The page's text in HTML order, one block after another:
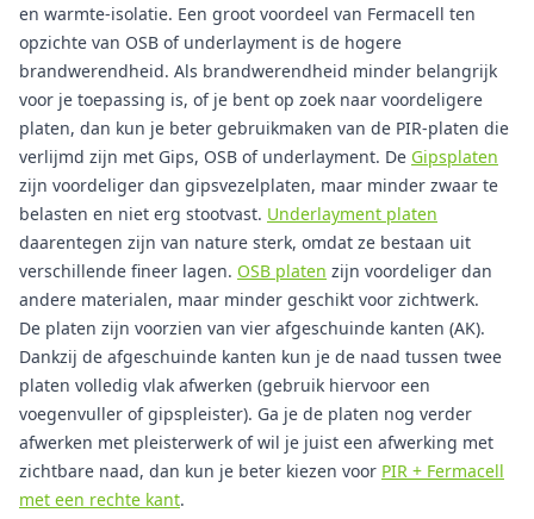
en warmte-isolatie. Een groot voordeel van Fermacell ten
opzichte van OSB of underlayment is de hogere
brandwerendheid. Als brandwerendheid minder belangrijk
voor je toepassing is, of je bent op zoek naar voordeligere
platen, dan kun je beter gebruikmaken van de PIR-platen die
verlijmd zijn met Gips, OSB of underlayment. De Gipsplaten
zijn voordeliger dan gipsvezelplaten, maar minder zwaar te
belasten en niet erg stootvast. Underlayment platen
daarentegen zijn van nature sterk, omdat ze bestaan uit
verschillende fineer lagen. OSB platen zijn voordeliger dan
andere materialen, maar minder geschikt voor zichtwerk.
De platen zijn voorzien van vier afgeschuinde kanten (AK).
Dankzij de afgeschuinde kanten kun je de naad tussen twee
platen volledig vlak afwerken (gebruik hiervoor een
voegenvuller of gipspleister). Ga je de platen nog verder
afwerken met pleisterwerk of wil je juist een afwerking met
zichtbare naad, dan kun je beter kiezen voor PIR + Fermacell
met een rechte kant.